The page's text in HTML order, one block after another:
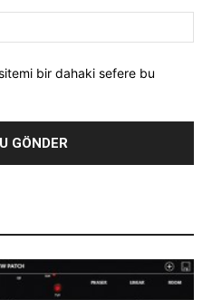
bir dahaki sefere bu